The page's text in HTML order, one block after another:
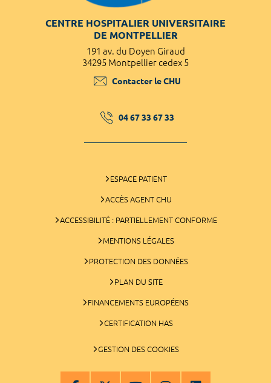
CENTRE HOSPITALIER UNIVERSITAIRE
DE MONTPELLIER
191 av. du Doyen Giraud
34295 Montpellier cedex 5
Contacter le CHU
04 67 33 67 33
ESPACE PATIENT
ACCÈS AGENT CHU
ACCESSIBILITÉ : PARTIELLEMENT CONFORME
MENTIONS LÉGALES
PROTECTION DES DONNÉES
PLAN DU SITE
FINANCEMENTS EUROPÉENS
CERTIFICATION HAS
GESTION DES COOKIES